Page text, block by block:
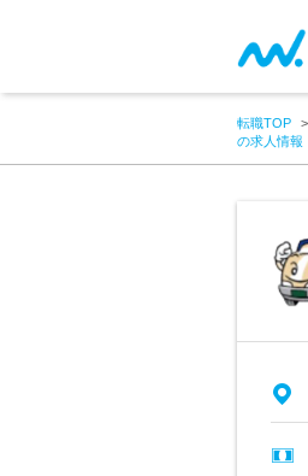
転職TOP
の求人情報